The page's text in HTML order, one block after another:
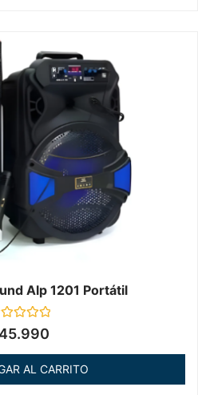
Alp 1201 Portátil
45.990
AL CARRITO